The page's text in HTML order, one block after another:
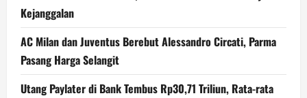
Kejanggalan
AC Milan dan Juventus Berebut Alessandro Circati, Parma
Pasang Harga Selangit
Utang Paylater di Bank Tembus Rp30,71 Triliun, Rata-rata